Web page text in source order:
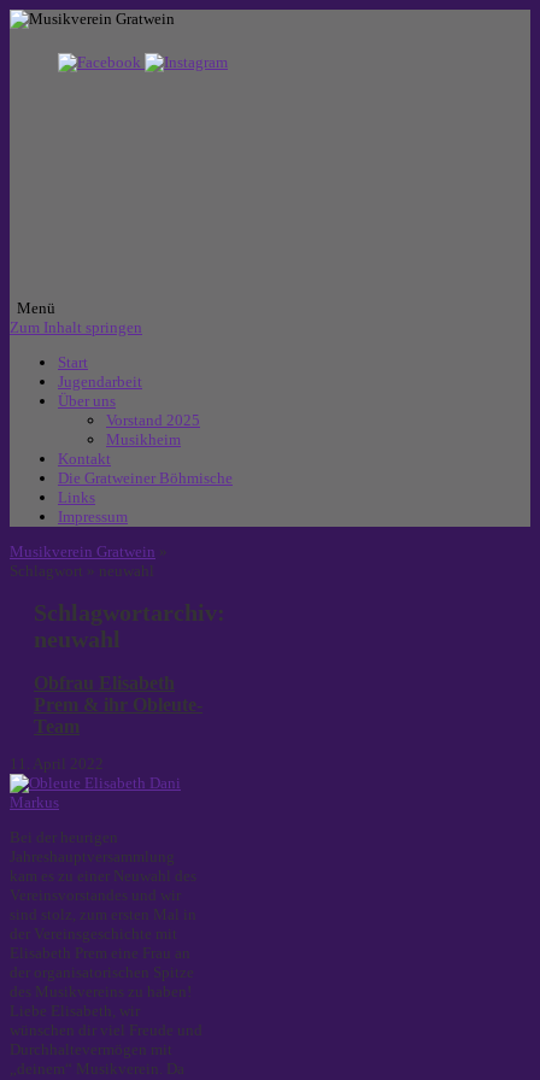
Menü
Zum Inhalt springen
Start
Jugendarbeit
Über uns
Vorstand 2025
Musikheim
Kontakt
Die Gratweiner Böhmische
Links
Impressum
Musikverein Gratwein »
Schlagwort » neuwahl
Schlagwortarchiv:
neuwahl
Obfrau Elisabeth
Prem & ihr Obleute-
Team
11. April 2022
Bei der heurigen
Jahreshauptversammlung
kam es zu einer Neuwahl des
Vereinsvorstandes und wir
sind stolz, zum ersten Mal in
der Vereinsgeschichte mit
Elisabeth Prem eine Frau an
der organisatorischen Spitze
des Musikvereins zu haben!
Liebe Elisabeth, wir
wünschen dir viel Freude und
Durchhaltevermögen mit
„deinem“ Musikverein. Da